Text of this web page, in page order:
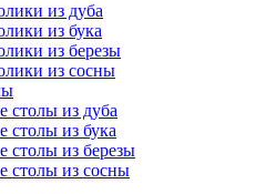
из дуба
из бука
из березы
из сосны
столы из дуба
столы из бука
столы из березы
столы из сосны